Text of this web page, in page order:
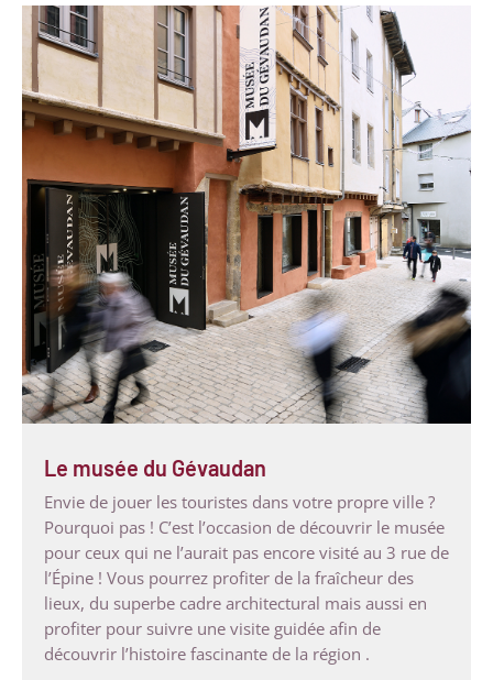
Le musée du Gévaudan
Envie de jouer les touristes dans votre propre ville ?
Pourquoi pas ! C’est l’occasion de découvrir le musée
pour ceux qui ne l’aurait pas encore visité au 3 rue de
l’Épine ! Vous pourrez profiter de la fraîcheur des
lieux, du superbe cadre architectural mais aussi en
profiter pour suivre une visite guidée afin de
découvrir l’histoire fascinante de la région .